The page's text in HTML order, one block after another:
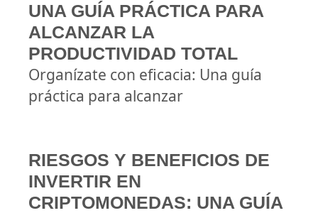
UNA GUÍA PRÁCTICA PARA
ALCANZAR LA
PRODUCTIVIDAD TOTAL
Organízate con eficacia: Una guía
práctica para alcanzar
RIESGOS Y BENEFICIOS DE
INVERTIR EN
CRIPTOMONEDAS: UNA GUÍA